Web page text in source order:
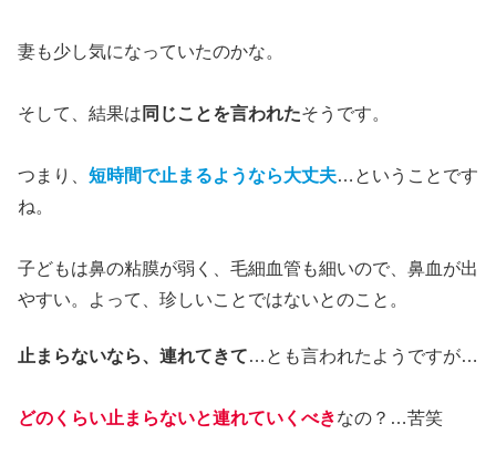
妻も少し気になっていたのかな。
そして、結果は 同じことを言われたそうです。
つまり、 短時間で止まるようなら大丈夫…ということです
ね。
子どもは鼻の粘膜が弱く、毛細血管も細いので、鼻血が出
やすい。よって、珍しいことではないとのこと。
止まらないなら、連れてきて…とも言われたようですが…
どのくらい止まらないと連れていくべきなの？…苦笑